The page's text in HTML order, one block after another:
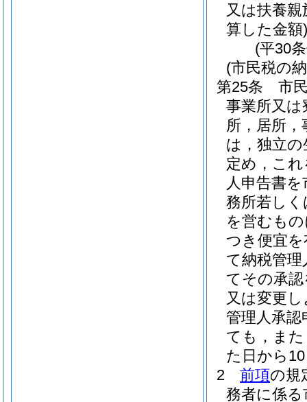
又は扶養
算した金額)
(平30
(市民税の
第25条
市
事業所又
所，居所
は，独立
定め，こ
人申告書
務所若し
を営むも
つき便宜
て納税管
てその承
又は変更
管理人承
ても，ま
た日から
2
前項の規
務者に係